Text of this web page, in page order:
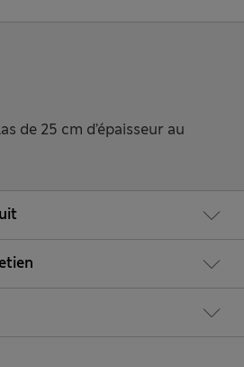
de 25 cm d’épaisseur au